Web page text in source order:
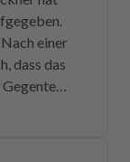
einer
dass das